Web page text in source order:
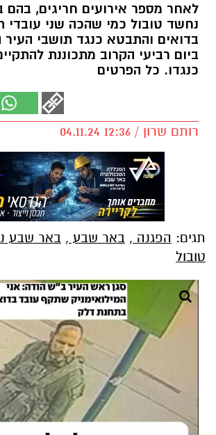
לאחר מספר אירועים חריגים, בהם
נחשד טובול כמי שהכה שני עובדי
בדואים והתבטא כנגד תושבי
ביום רביעי הקרוב מתכוננת
כנגדו. כל הפרטים
רותם שרון / 12:36 04.11.24
תגים: הפגנה , באר שבע , באר שבע
טובול